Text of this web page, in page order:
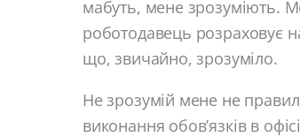
мабуть, мене зрозуміють.
роботодавець розраховує
що, звичайно, зрозуміло.
Не зрозумій мене не
виконання обов’язків в